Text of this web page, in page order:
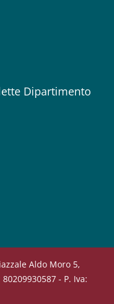
Dipartimento
Aldo Moro 5,
- P. Iva: